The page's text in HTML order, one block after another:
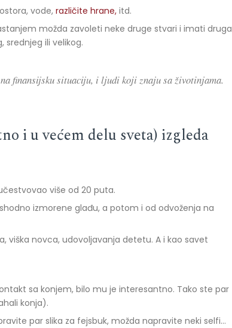
vode,različite hrane, itd.
možda zavoleti neke druge stvari i imati druga
srednjeg ili velikog.
finansijsku situaciju, i ljudi koji znaju sa životinjama.
i u većem delu sveta) izgleda
više od 20 puta.
izmorene glađu, a potom i od odvoženja na
viška novca, udovoljavanja detetu. A i kao savet
sa konjem, bilo mu je interesantno. Tako ste par
konja).
par slika za fejsbuk, možda napravite neki selfi…